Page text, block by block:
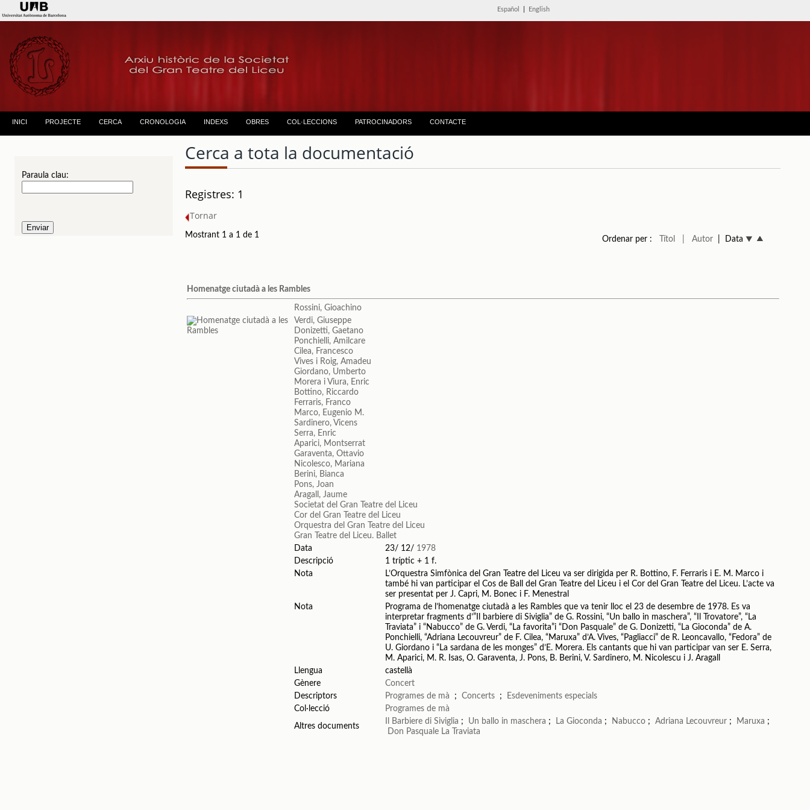
Español English
INICI PROJECTE CERCA CRONOLOGIA INDEXS OBRES COL·LECCIONS PATROCINADORS CONTACTE
Paraula clau:
Cerca a tota la documentació
Registres: 1
Tornar
Mostrant 1 a 1 de 1 Ordenar per : Títol | Autor| Data
Homenatge ciutadà a les Rambles
Rossini, Gioachino
Verdi, Giuseppe
Donizetti, Gaetano
Ponchielli, Amilcare
Cilea, Francesco
Vives i Roig, Amadeu
Giordano, Umberto
Morera i Viura, Enric
Bottino, Riccardo
Ferraris, Franco
Marco, Eugenio M.
Sardinero, Vicens
Serra, Enric
Aparici, Montserrat
Garaventa, Ottavio
Nicolesco, Mariana
Berini, Bianca
Pons, Joan
Aragall, Jaume
Societat del Gran Teatre del Liceu
Cor del Gran Teatre del Liceu
Orquestra del Gran Teatre del Liceu
Gran Teatre del Liceu. Ballet
Data
23/ 12/ 1978
Descripció
1 tríptic + 1 f.
Nota
L’Orquestra Simfònica del Gran Teatre del Liceu va ser dirigida per R. Bottino, F. Ferraris i E. M. Marco i
també hi van participar el Cos de Ball del Gran Teatre del Liceu i el Cor del Gran Teatre del Liceu. L’acte va
ser presentat per J. Capri, M. Bonec i F. Menestral
Nota
Programa de l’homenatge ciutadà a les Rambles que va tenir lloc el 23 de desembre de 1978. Es va
interpretar fragments d’”Il barbiere di Siviglia” de G. Rossini, “Un ballo in maschera”, “Il Trovatore”, “La
Traviata” i “Nabucco” de G. Verdi, “La favorita”i “Don Pasquale” de G. Donizetti, “La Gioconda” de A.
Ponchielli, “Adriana Lecouvreur” de F. Cilea, “Maruxa” d’A. Vives, “Pagliacci” de R. Leoncavallo, “Fedora” de
U. Giordano i “La sardana de les monges” d’E. Morera. Els cantants que hi van participar van ser E. Serra,
M. Aparici, M. R. Isas, O. Garaventa, J. Pons, B. Berini, V. Sardinero, M. Nicolescu i J. Aragall
Llengua
castellà
Gènere
Concert
Descriptors
Programes de mà ;Concerts ;
Esdeveniments especials
Col·lecció
Programes de mà
Altres documents
Il Barbiere di Siviglia ; Un ballo in maschera ; La Gioconda ; Nabucco ;Adriana Lecouvreur ; Maruxa ;
Don Pasquale La Traviata